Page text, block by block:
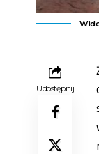
Udostępnij